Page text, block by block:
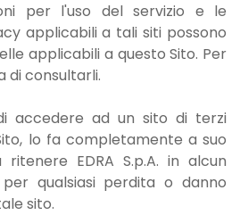
per l'uso del servizio e le
applicabili a tali siti possono
applicabili a questo Sito. Per
di consultarli.
accedere ad un sito di terzi
lo fa completamente a suo
EDRA S.p.A. in alcun
qualsiasi perdita o danno
sito.